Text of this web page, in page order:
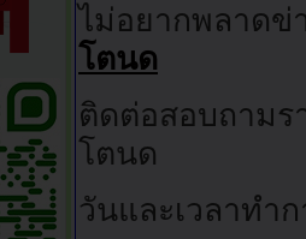
ไม่อยากพลาดข่
โตนด
ติดต่อสอบถามร
โตนด
วันและเวลาทำ